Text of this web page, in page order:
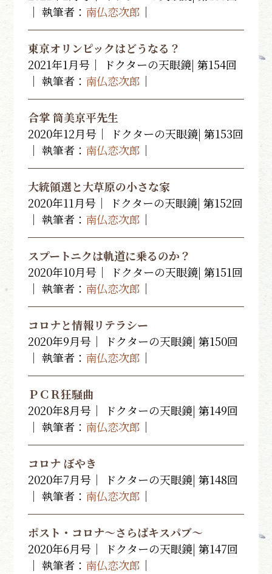
｜ 執筆者： 南仏恋次郎 ｜
東京オリンピックはどうなる？
2021年1月号｜ ドクターの天眼鏡| 第154回
｜ 執筆者： 南仏恋次郎 ｜
合掌 筒美京平先生
2020年12月号｜ ドクターの天眼鏡| 第153回
｜ 執筆者： 南仏恋次郎 ｜
大統領選と大草原の小さな家
2020年11月号｜ ドクターの天眼鏡| 第152回
｜ 執筆者： 南仏恋次郎 ｜
スプートニクは軌道に乗るのか？
2020年10月号｜ ドクターの天眼鏡| 第151回
｜ 執筆者： 南仏恋次郎 ｜
コロナと情報リテラシー
2020年9月号｜ ドクターの天眼鏡| 第150回
｜ 執筆者： 南仏恋次郎 ｜
ＰＣＲ狂騒曲
2020年8月号｜ ドクターの天眼鏡| 第149回
｜ 執筆者： 南仏恋次郎 ｜
コロナ ぼやき
2020年7月号｜ ドクターの天眼鏡| 第148回
｜ 執筆者： 南仏恋次郎 ｜
ポスト・コロナ～さらばキスパブ～
2020年6月号｜ ドクターの天眼鏡| 第147回
｜ 執筆者： 南仏恋次郎 ｜